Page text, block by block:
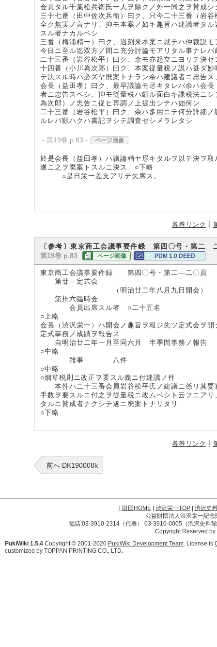
会員タル千葉松兵衛氏一人ヲ除クノ外一同之ヲ賛成
三十七番（田中佐次兵衛）曰ク、只今二十三番（岩
全ク無実ノ言ナリ、抑モ本案ノ如キ趣旨ハ建議者タ
スル者ナカルベシ
三番（梅浦精一）曰ク、過刻来本案ニ就テハ仲裁説
今日ニ至ル迄双方ノ間ニ充分討論モアリタル事ナレ
二十三番（岩谷松平）曰ク、余モ亦起立ニヨリテ決セ
十四番（小川為次郎）曰ク、本案従量税ノ説ハ甚ダ
テ決スル時ハ必ズヤ廃案トナラン余ハ建議者ニ忠告
会長（益田孝）曰ク、最早議論モ尽キタレバ余ハ会
者ニ忠告スベシ、抑モ従量税ハ頗ル面白キ課税法ニ
為次郎）ノ忠告ニ従ヒ再調ノ上提出シテハ如何ン
二十三番（岩谷松平）曰ク、余ハ多用ニテ何分詳細
ルレバ願ハクハ書記ヲシテ調査セシメラレタシ
- 第19巻 p.83 - ページ画像
於是会長（益田孝）ハ議論稍ヤ尽キタルヲ以テ決ヲ
遂ニ之ヲ廃案トスルニ決ス ○下略
○是日栄一差支アリテ欠席ス。
各巻リンク
〔参考〕東京商工会議事要件録 第四〇号・第二
第19巻 p.83 ページ画像 PDM 1.0 DEED
東京商工会議事要件録 第四〇号・第二―二〇頁
第廿一定式会
（明治廿二年八月九日開会）
第卅六臨時会
会員出席スル者 ○二十五名
○上略
会長（渋沢栄一）ハ開会ノ趣旨ヲ報ジ先ツ定式会ヲ
定式事務ノ成蹟ヲ報告ス
自明治廿二年一月至同六月 半季間事務ノ報告
○中略
雑事 八件
○中略
○烟草税則ニ改正ヲ要スル義ニ付建議ノ件
本件ハ二十三番会員岩谷松平氏ノ建議ニ係リ其要
手数ヲ要スルニ付之ヲ従量税ニ改ムベシト云フニア
タルニ賛成者ナクシテ遂ニ廃案トナリタリ
○下略
各巻リンク
前へ DK190008k
[財団HOME| 渋沢栄一TOP| 渋沢史
公益財団法人渋沢栄一記
電話:03-3910-2314（代表） 03-3910-0005（渋沢史料
Copyright Reserved
PukiWiki 1.5.4 Copyright © 2001-2020 PukiWiki Development Team. License is
customized by TOPPAN PRINTING CO., LTD.